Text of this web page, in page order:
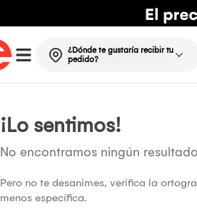
¿Dónde te gustaría recibir tu
pedido?
¡Lo sentimos!
No encontramos ningún
Pero no te desanimes, verifica la
menos específica.